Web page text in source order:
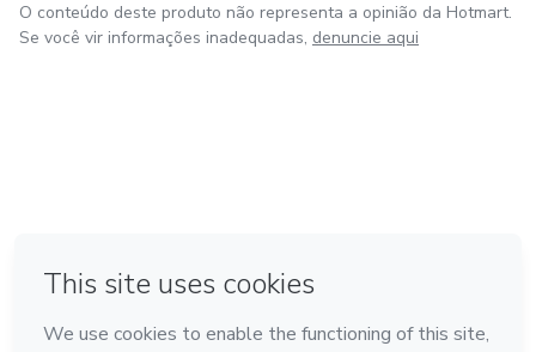
O conteúdo deste produto não representa a opinião da Hotmart.
Se você vir informações inadequadas, denuncie aqui
em Belo Horizonte